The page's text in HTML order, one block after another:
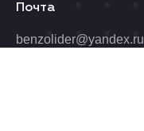
Почта
benzolider@yandex.ru